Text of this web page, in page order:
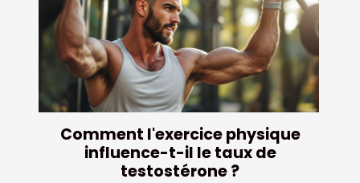
Comment l'exercice physique
influence-t-il le taux de
testostérone ?